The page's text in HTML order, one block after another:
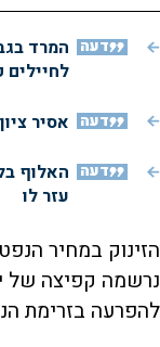
דעה המרד
לחיילים
דעה אסיר
דעה האלוף
עזר לו
הזינוק במחיר
להפרעה בזרימת